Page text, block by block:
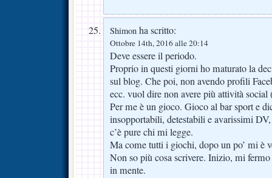
Shimon ha scritto:
Ottobre 14th, 2016 alle 20:14
Deve essere il periodo.
Proprio in questi giorni ho maturato la
sul blog. Che poi, non avendo profili
ecc. vuol dire non avere più attività social
Per me è un gioco. Gioco al bar sport e
insopportabili, detestabili e avarissimi
c’è pure chi mi legge.
Ma come tutti i giochi, dopo un po’ mi è
Non so più cosa scrivere. Inizio, mi
in mente.